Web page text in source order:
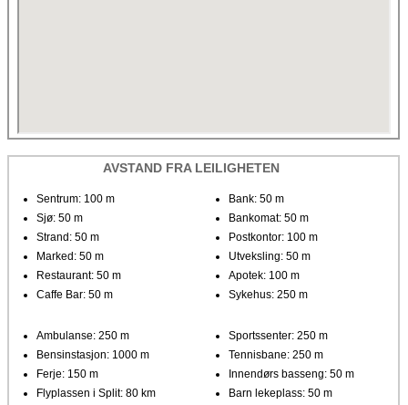
AVSTAND FRA LEILIGHETEN
Sentrum: 100 m
Sjø: 50 m
Strand: 50 m
Marked: 50 m
Restaurant: 50 m
Caffe Bar: 50 m
Bank: 50 m
Bankomat: 50 m
Postkontor: 100 m
Utveksling: 50 m
Apotek: 100 m
Sykehus: 250 m
Ambulanse: 250 m
Bensinstasjon: 1000 m
Ferje: 150 m
Flyplassen i Split: 80 km
Sportssenter: 250 m
Tennisbane: 250 m
Innendørs basseng: 50 m
Barn lekeplass: 50 m